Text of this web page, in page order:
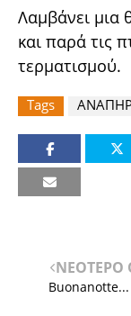
Λαμβάνει μια
και παρά τις
τερματισμού.
Tags
ΝΕΟΤΕΡΟ
Buonanotte...